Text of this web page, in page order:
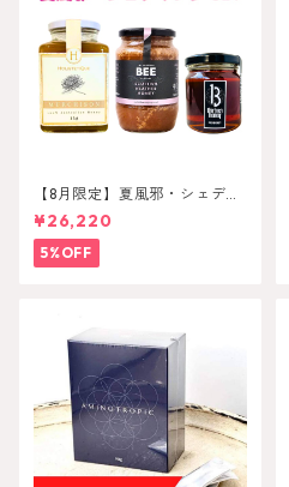
【8月限定】夏風邪・シェディ
ンングセット
¥26,220
5%OFF